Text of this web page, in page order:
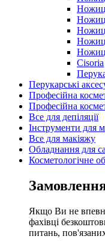
Cisoria
Перукарські
Професійна
Професійна
Все для депіляції
Інструменти для
Все для макіяжу
Обладнання для
Косметологічне
Якщо Ви не
фахівці
питань,